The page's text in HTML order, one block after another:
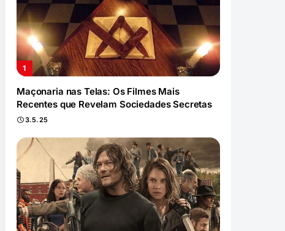
Maçonaria nas Telas: Os Filmes Mais
Recentes que Revelam Sociedades Secretas
3.5.25